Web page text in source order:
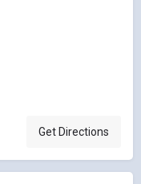
Get Directions